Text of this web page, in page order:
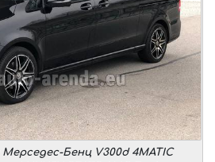
Мерседес-Бенц V300d 4MATIC